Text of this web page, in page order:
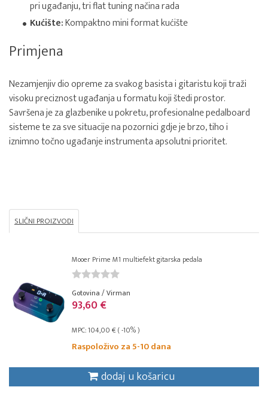
pri ugađanju, tri flat tuning načina rada
Kućište:Kompaktno mini format kućište
Primjena
Nezamjenjiv dio opreme za svakog basista i gitaristu koji traži
visoku preciznost ugađanja u formatu koji štedi prostor.
Savršena je za glazbenike u pokretu, profesionalne pedalboard
sisteme te za sve situacije na pozornici gdje je brzo, tiho i
iznimno točno ugađanje instrumenta apsolutni prioritet.
SLIČNI PROIZVODI
Mooer Prime M1 multiefekt gitarska pedala
Gotovina / Virman
93,60 €
MPC: 104,00 € ( -10% )
Raspoloživo za 5-10 dana
dodaj u košaricu